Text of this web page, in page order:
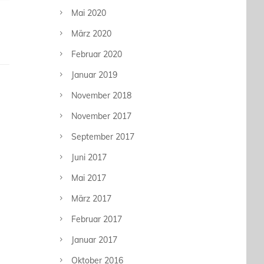
Mai 2020
März 2020
Februar 2020
Januar 2019
November 2018
November 2017
September 2017
Juni 2017
Mai 2017
März 2017
Februar 2017
Januar 2017
Oktober 2016